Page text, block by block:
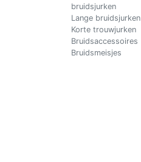
bruidsjurken
Lange bruidsjurken
Korte trouwjurken
Bruidsaccessoires
Bruidsmeisjes